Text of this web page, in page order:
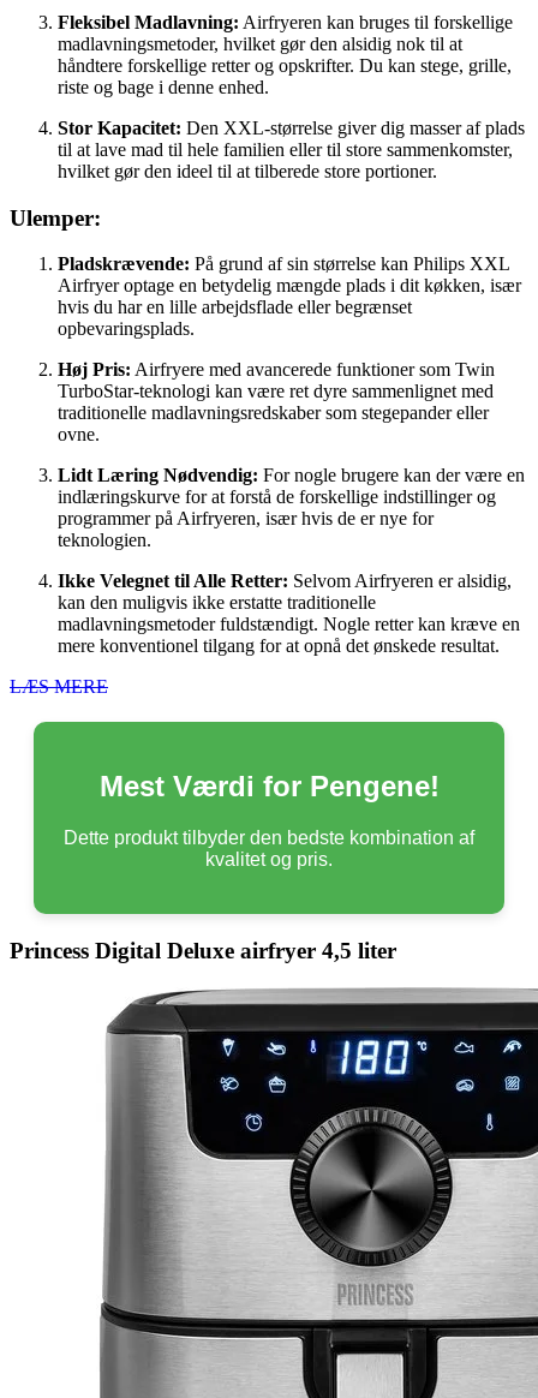
Fleksibel Madlavning: Airfryeren kan bruges til forskellige
madlavningsmetoder, hvilket gør den alsidig nok til at
håndtere forskellige retter og opskrifter. Du kan stege, grille,
riste og bage i denne enhed.
Stor Kapacitet: Den XXL-størrelse giver dig masser af plads
til at lave mad til hele familien eller til store sammenkomster,
hvilket gør den ideel til at tilberede store portioner.
Ulemper:
Pladskrævende: På grund af sin størrelse kan Philips XXL
Airfryer optage en betydelig mængde plads i dit køkken, især
hvis du har en lille arbejdsflade eller begrænset
opbevaringsplads.
Høj Pris: Airfryere med avancerede funktioner som Twin
TurboStar-teknologi kan være ret dyre sammenlignet med
traditionelle madlavningsredskaber som stegepander eller
ovne.
Lidt Læring Nødvendig: For nogle brugere kan der være en
indlæringskurve for at forstå de forskellige indstillinger og
programmer på Airfryeren, især hvis de er nye for
teknologien.
Ikke Velegnet til Alle Retter: Selvom Airfryeren er alsidig,
kan den muligvis ikke erstatte traditionelle
madlavningsmetoder fuldstændigt. Nogle retter kan kræve en
mere konventionel tilgang for at opnå det ønskede resultat.
LÆS MERE
Mest Værdi for Pengene!
Dette produkt tilbyder den bedste kombination af
kvalitet og pris.
Princess Digital Deluxe airfryer 4,5 liter